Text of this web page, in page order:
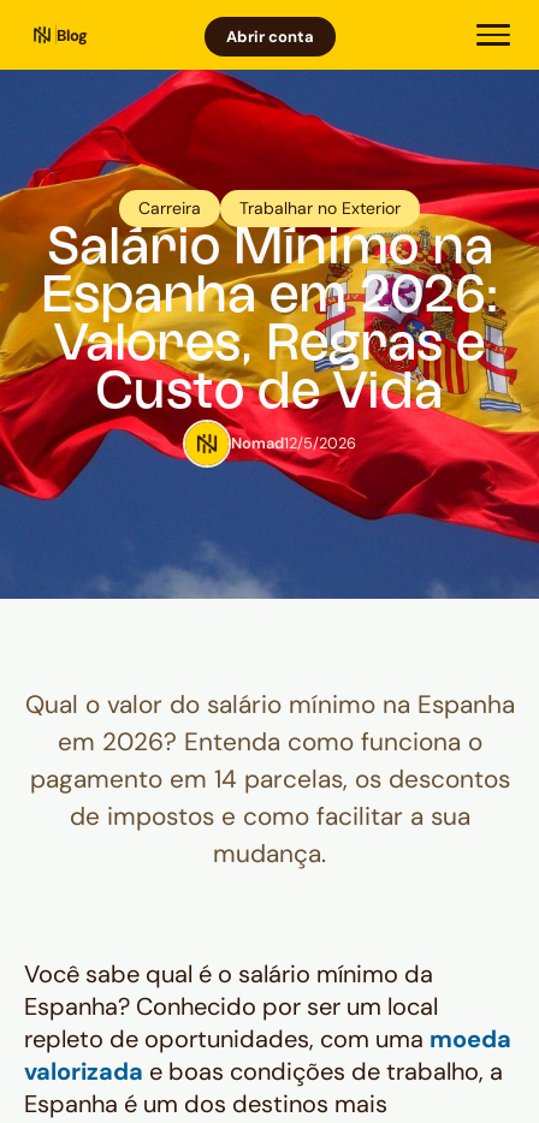
Blog Abrir conta
Carreira Trabalhar no Exterior
Salário Mínimo na
Espanha em 2026:
Valores, Regras e
Custo de Vida
Nomad12/5/2026
Qual o valor do salário mínimo na Espanha
em 2026? Entenda como funciona o
pagamento em 14 parcelas, os descontos
de impostos e como facilitar a sua
mudança.
Você sabe qual é o salário mínimo da
Espanha? Conhecido por ser um local
repleto de oportunidades, com uma moeda
valorizada e boas condições de trabalho, a
Espanha é um dos destinos mais